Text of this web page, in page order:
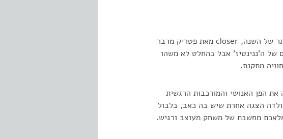
"לפני מספר חודשים כשבקרתי בלונדון, הלכתי לראות את ההצגה המדוברת ביותר של השנה, closer מאת פטריק מרבר
של ה'ננינטיז' אבל בהחלט לא משהו
מתקנת.
את הפן האנושי והמורכבות הרגשית
הצגה אחרת שיש בה כאב, בלבול
מלאכת מחשבת של משחק מעוצב ורגיש.